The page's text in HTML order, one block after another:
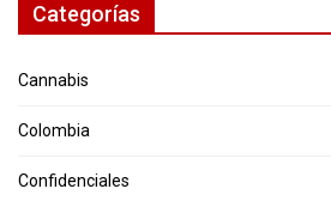
Categorías
Cannabis
Colombia
Confidenciales